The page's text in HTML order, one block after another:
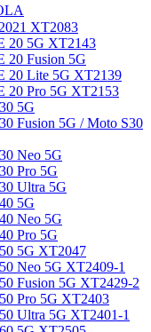
XT2083
20 5G XT2143
20 Fusion 5G
20 Lite 5G XT2139
20 Pro 5G XT2153
5G
Fusion 5G / Moto S30
Neo 5G
Pro 5G
Ultra 5G
5G
Neo 5G
Pro 5G
5G XT2047
Neo 5G XT2409-1
Fusion 5G XT2429-2
Pro 5G XT2403
Ultra 5G XT2401-1